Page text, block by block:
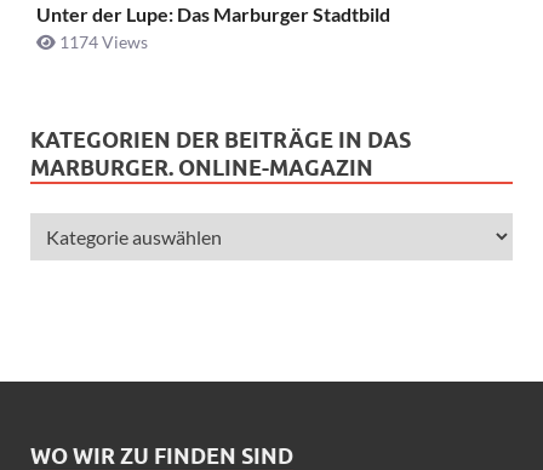
Unter der Lupe: Das Marburger Stadtbild
1174 Views
KATEGORIEN DER BEITRÄGE IN DAS
MARBURGER. ONLINE-MAGAZIN
WO WIR ZU FINDEN SIND